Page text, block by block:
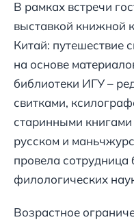
В рамках встречи
выставкой книжной
Китай: путешествие
на основе
библиотеки ИГУ –
свитками,
старинными
русском и
провела сотрудница
филологических
Возрастное